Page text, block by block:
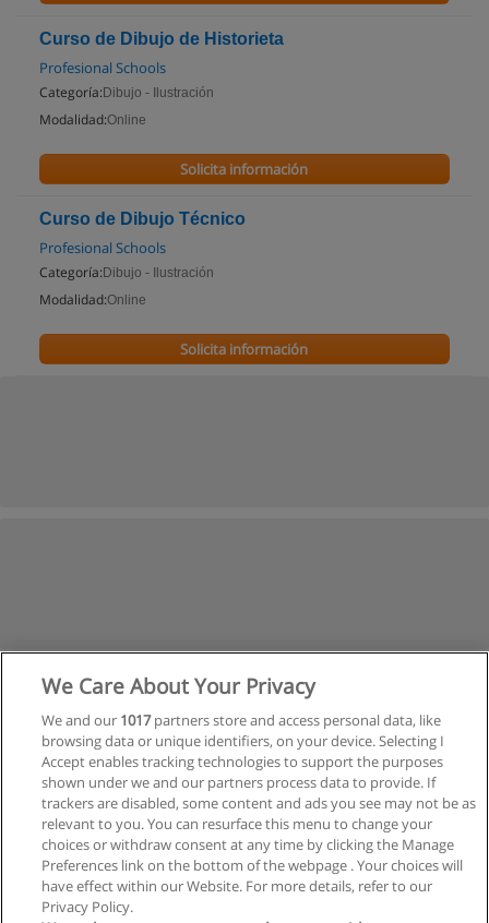
Curso de Dibujo de Historieta
Profesional Schools
Categoría: Dibujo - Ilustración
Modalidad:Online
Solicita información
Curso de Dibujo Técnico
Profesional Schools
Categoría: Dibujo - Ilustración
Modalidad:Online
Solicita información
Siguiente
Página1de 2
We Care About Your Privacy
We and our 1017partners store and access personal data, like
browsing data or unique identifiers, on your device. Selecting I
Accept enables tracking technologies to support the purposes
shown under we and our partners process data to provide. If
trackers are disabled, some content and ads you see may not be as
relevant to you. You can resurface this menu to change your
choices or withdraw consent at any time by clicking the Manage
Preferences link on the bottom of the webpage . Your choices will
have effect within our Website. For more details, refer to our
Privacy Policy.